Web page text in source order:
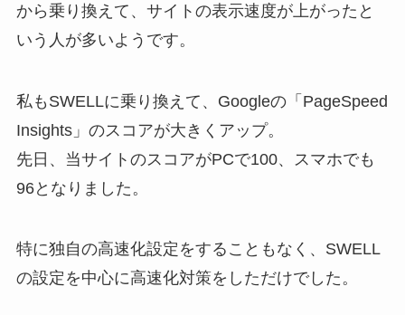
から乗り換えて、サイトの表示速度が上がったと
いう人が多いようです。
私もSWELLに乗り換えて、Googleの「PageSpeed
Insights」のスコアが大きくアップ。
先日、当サイトのスコアがPCで100、スマホでも
96となりました。
特に独自の高速化設定をすることもなく、SWELL
の設定を中心に高速化対策をしただけでした。